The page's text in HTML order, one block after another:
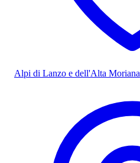
Alpi di Lanzo e dell'Alta Moriana